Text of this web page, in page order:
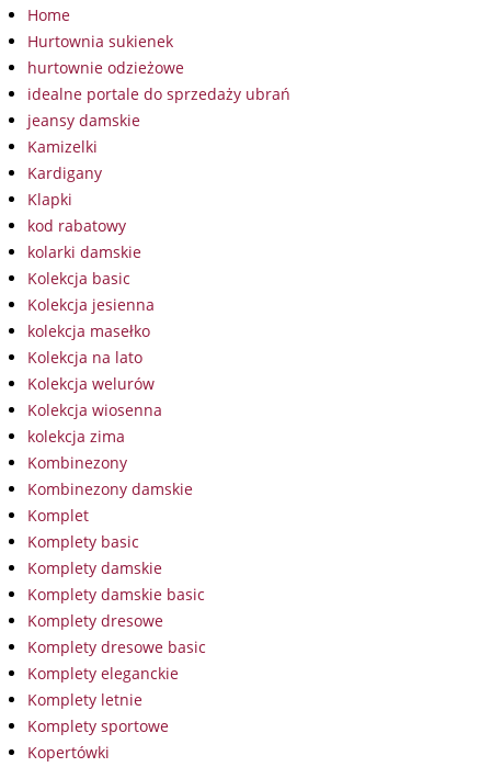
Home
Hurtownia sukienek
hurtownie odzieżowe
idealne portale do sprzedaży ubrań
jeansy damskie
Kamizelki
Kardigany
Klapki
kod rabatowy
kolarki damskie
Kolekcja basic
Kolekcja jesienna
kolekcja masełko
Kolekcja na lato
Kolekcja welurów
Kolekcja wiosenna
kolekcja zima
Kombinezony
Kombinezony damskie
Komplet
Komplety basic
Komplety damskie
Komplety damskie basic
Komplety dresowe
Komplety dresowe basic
Komplety eleganckie
Komplety letnie
Komplety sportowe
Kopertówki